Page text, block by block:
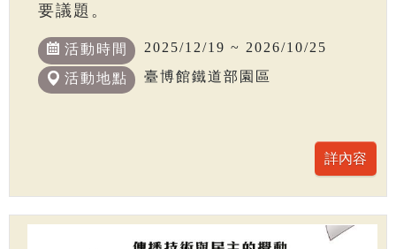
要議題。
活動時間 2025/12/19 ~ 2026/10/25
活動地點 臺博館鐵道部園區